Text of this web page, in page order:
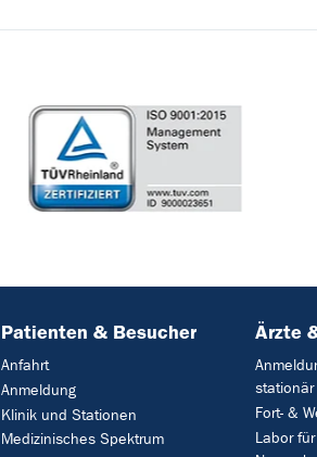
Patienten & Besucher
Anfahrt
Anmeldung
Klinik und Stationen
Medizinisches Spektrum
Ärzte
stationär
Fort- &
Labor